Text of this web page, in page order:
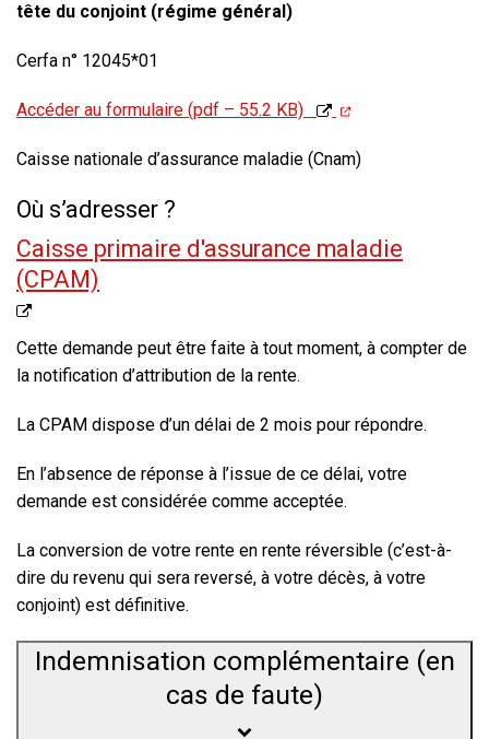
tête du conjoint (régime général)
Cerfa n° 12045*01
Accéder au formulaire (pdf – 55.2 KB)
Caisse nationale d’assurance maladie (Cnam)
Où s’adresser ?
Caisse primaire d'assurance maladie
(CPAM)
Cette demande peut être faite à tout moment, à compter de
la notification d’attribution de la rente.
La CPAM dispose d’un délai de 2 mois pour répondre.
En l’absence de réponse à l’issue de ce délai, votre
demande est considérée comme acceptée.
La conversion de votre rente en rente réversible (c’est-à-
dire du revenu qui sera reversé, à votre décès, à votre
conjoint) est définitive.
Indemnisation complémentaire (en
cas de faute)